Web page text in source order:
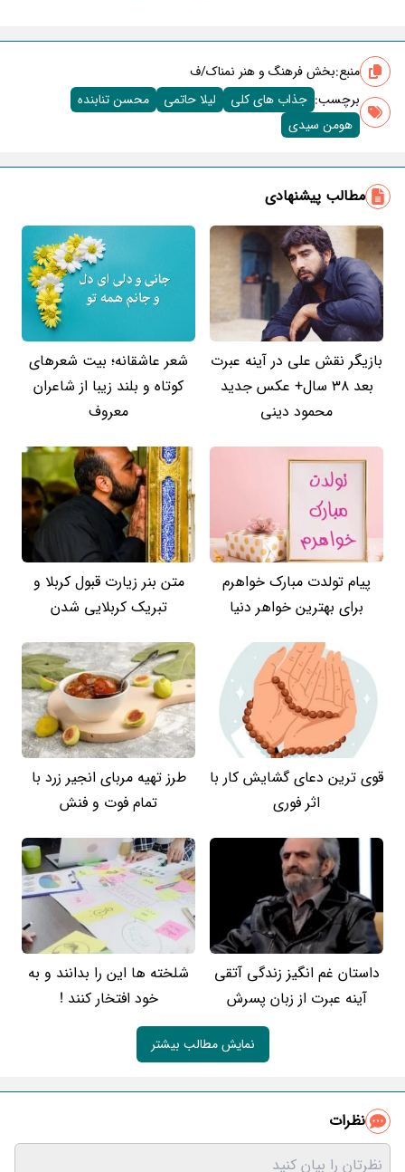
منبع:بخش فرهنگ و هنر نمناک/ف
برچسب‌: جذاب های کلی لیلا حاتمی
محسن تنابنده
هومن سیدی
مطالب پیشنهادی
بازیگر نقش علی در آینه عبرت
بعد 38 سال+ عکس جدید
محمود دینی
شعر عاشقانه؛ بیت شعرهای
کوتاه و بلند زیبا از شاعران
معروف
پیام تولدت مبارک خواهرم
برای بهترین خواهر دنیا
متن بنر زیارت قبول کربلا و
تبریک کربلایی شدن
قوی ترین دعای گشایش کار با
اثر فوری
طرز تهیه مربای انجیر زرد با
تمام فوت و فنش
داستان غم انگیز زندگی آتقی
آینه عبرت از زبان پسرش
شلخته ها این را بدانند و به
خود افتخار کنند !
نمایش مطالب بیشتر
نظرات